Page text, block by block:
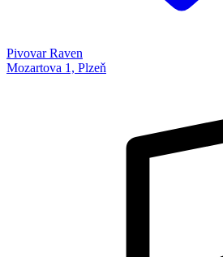
Pivovar Raven
Mozartova 1, Plzeň